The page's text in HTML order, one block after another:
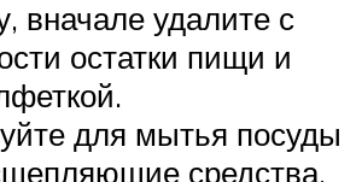
вначале удалите с
остатки пищи и
для мытья посуды
средства.